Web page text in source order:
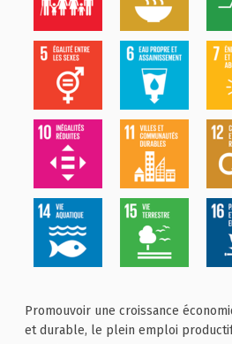
Promouvoir une croissance
et durable, le plein emploi